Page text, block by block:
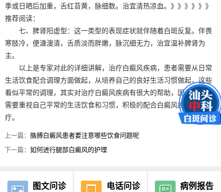
季或日晒后加重，舌红苔黄，脉细数。治宜清热凉血。》》》》》》
推荐阅读：
七、脾肾阳虚型：这一类型的表现症状就伴随着白斑反复。伴畏
寒肢冷，便溏溲清，舌质淡而胖嫩，脉沉细无力，治宜温补脾肾为
主。
以上是专家对此的详细讲解，治疗白癜风疾病，患者需要从日常
生活饮食配合调理方面做起，从培养自己的良好生活习惯做起，这些
看似平常的调理，其实对治疗白癜风疾病有很大的帮助，因此，患者
需要重视自己平常的生活饮食和习惯，积极的配合白癜风疾病的治
疗。
上一篇： 胳膊白癜风患者要注意哪些饮食问题呢
下一篇：如何进行腿部白癜风的护理
图文问诊 电话问诊 病例报告